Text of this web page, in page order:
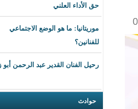
ما هو الوضع الاجتماعي
القدير عبد الرحمن أبو زهرة